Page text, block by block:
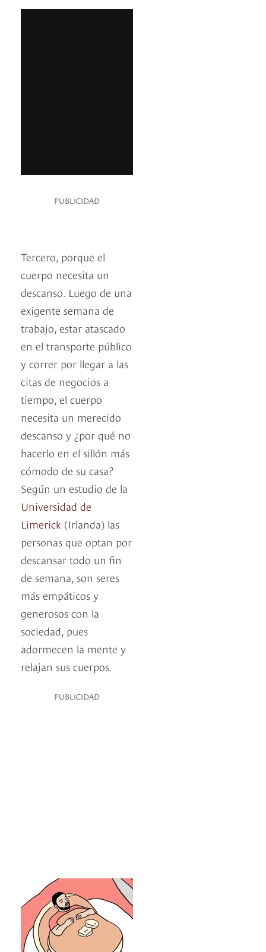
PUBLICIDAD
Tercero, porque el
cuerpo necesita un
descanso. Luego de una
exigente semana de
trabajo, estar atascado
en el transporte público
y correr por llegar a las
citas de negocios a
tiempo, el cuerpo
necesita un merecido
descanso y ¿por qué no
hacerlo en el sillón más
cómodo de su casa?
Según un estudio de la
Universidad de
Limerick (Irlanda) las
personas que optan por
descansar todo un fin
de semana, son seres
más empáticos y
generosos con la
sociedad, pues
adormecen la mente y
relajan sus cuerpos.
PUBLICIDAD